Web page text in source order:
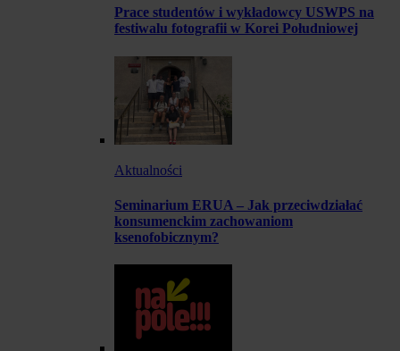
Prace studentów i wykładowcy USWPS na
festiwalu fotografii w Korei Południowej
Aktualności
Seminarium ERUA – Jak przeciwdziałać
konsumenckim zachowaniom
ksenofobicznym?